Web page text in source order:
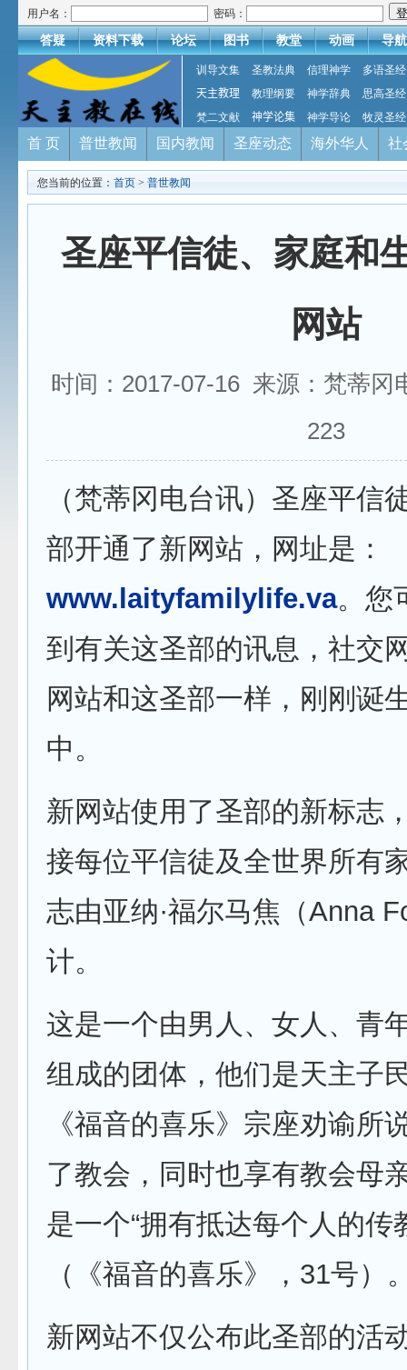
用户名： 密码：
答疑 资料下载 论坛 图书 教堂 动画 导航
训导文集 圣教法典 信理神学
多语圣经
天主教理
教理纲要 神学辞典
思高圣经
梵二文献
神学论集 神学导论 牧灵圣经
首 页 普世教闻 国内教闻 圣座动态 海外华人 社
您当前的位置： 首页 > 普世教闻
圣座平信徒、家庭和
网站
时间：2017-07-16 来源：梵蒂冈
223
（梵蒂冈电台讯）圣座平信
部开通了新网站，网址是：
www.laityfamilylife.va。您
到有关这圣部的讯息，社交
网站和这圣部一样，刚刚诞
中。
新网站使用了圣部的新标志
接每位平信徒及全世界所有
志由亚纳·福尔马焦（Anna
计。
这是一个由男人、女人、青
组成的团体，他们是天主子
《福音的喜乐》宗座劝谕所
了教会，同时也享有教会母
是一个“拥有抵达每个人的传
（《福音的喜乐》，31号）
新网站不仅公布此圣部的活